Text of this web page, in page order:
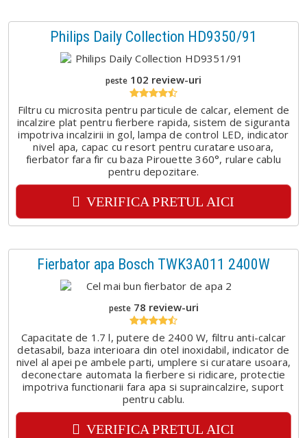
Philips Daily Collection HD9350/91
peste 102 review-uri
Filtru cu microsita pentru particule de calcar, element de
incalzire plat pentru fierbere rapida, sistem de siguranta
impotriva incalzirii in gol, lampa de control LED, indicator
nivel apa, capac cu resort pentru curatare usoara,
fierbator fara fir cu baza Pirouette 360°, rulare cablu
pentru depozitare.
VERIFICA PRETUL AICI
Fierbator apa Bosch TWK3A011 2400W
peste78 review-uri
Capacitate de 1.7 l, putere de 2400 W, filtru anti-calcar
detasabil, baza interioara din otel inoxidabil, indicator de
nivel al apei pe ambele parti, umplere si curatare usoara,
deconectare automata la fierbere si ridicare, protectie
impotriva functionarii fara apa si supraincalzire, suport
pentru cablu.
VERIFICA PRETUL AICI